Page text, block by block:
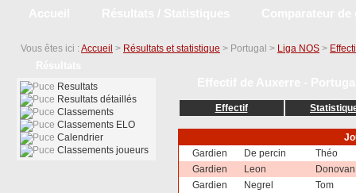
Vous êtes ici : Accueil > Résultats et statistique > Portugal > Liga NOS >
Effectif
Gardien
De percin
Théo
Gardien
Leon
Gardien
Negrel
Tom
Resultats
Resultats détaillés
Classements
Classements ELO
Calendrier
Classements joueurs